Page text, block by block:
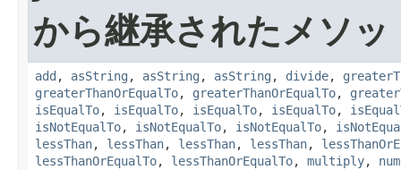
から継承されたメソッ
add , asString , asString , asString , divide,
greaterThanOrEqualTo, greaterThanOrEqualTo,
isEqualTo, isEqualTo, isEqualTo, isEqualTo,
isNotEqualTo, isNotEqualTo, isNotEqualTo,
lessThan, lessThan, lessThan, lessThan,
lessThanOrEqualTo, lessThanOrEqualTo, multiply,